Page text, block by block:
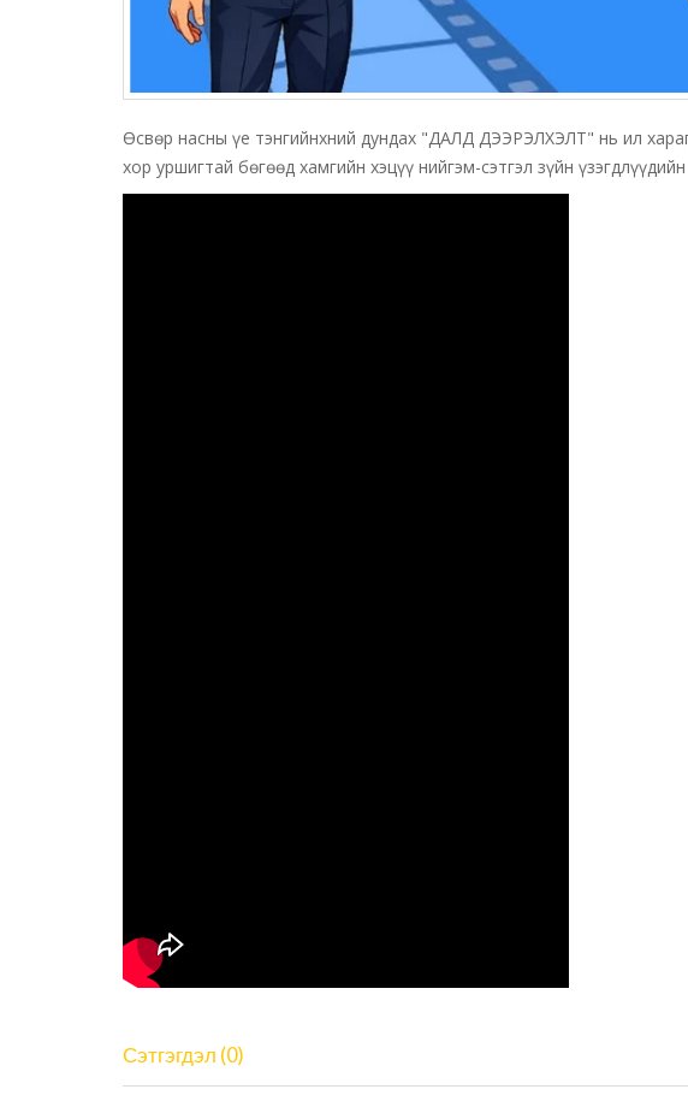
Өсвөр насны үе тэнгийнхний дундах "ДАЛД ДЭЭРЭЛХЭЛТ" нь ил
хор уршигтай бөгөөд хамгийн хэцүү нийгэм-сэтгэл зүйн
Сэтгэгдэл (0)